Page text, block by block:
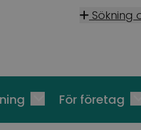
Sökning
För företag